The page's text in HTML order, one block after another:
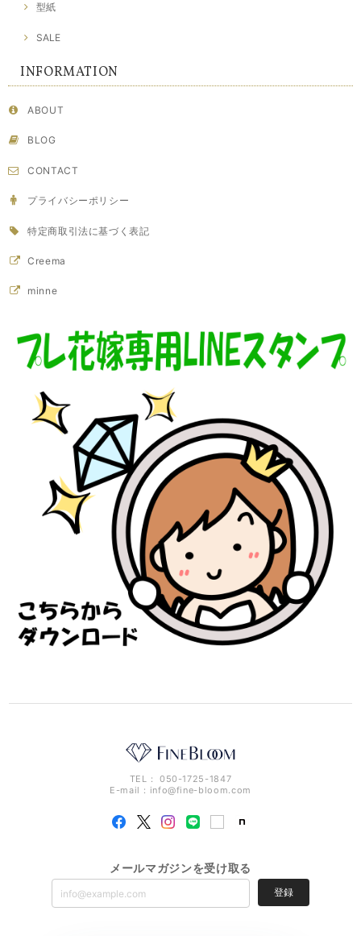
型紙
SALE
INFORMATION
ABOUT
BLOG
CONTACT
プライバシーポリシー
特定商取引法に基づく表記
Creema
minne
TEL： 050-1725-1847
E-mail： info@fine-bloom.com
メールマガジンを受け取る
登録